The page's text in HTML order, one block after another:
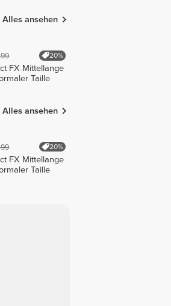
Alles ansehen
20%
FX Mittellange
Taille
Alles ansehen
20%
FX Mittellange
Taille